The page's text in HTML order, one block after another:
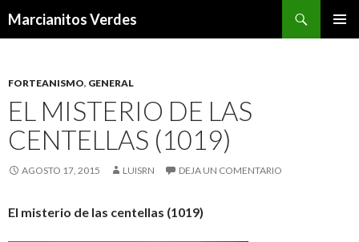
Marcianitos Verdes
FORTEANISMO, GENERAL
EL MISTERIO DE LAS
CENTELLAS (1019)
AGOSTO 17, 2015 LUISRN DEJA UN COMENTARIO
El misterio de las centellas (1019)